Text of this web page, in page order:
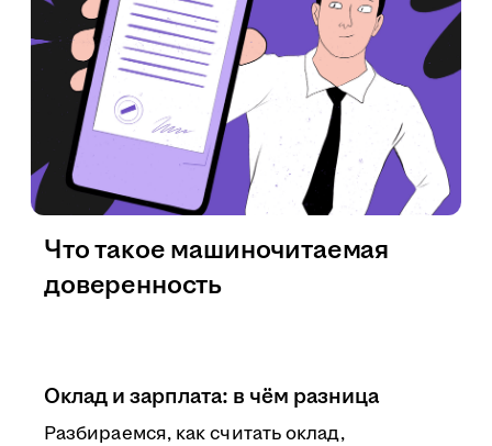
Оклад и зарплата: в чём разница
Разбираемся, как считать оклад,
Что такое машиночитаемая
доверенность